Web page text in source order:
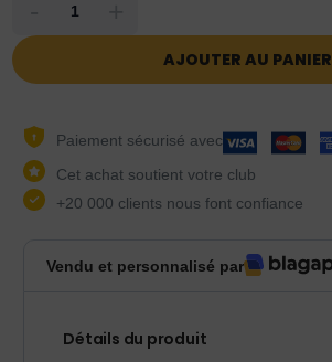
AJOUTER AU PANIER
Paiement sécurisé avec
Cet achat soutient votre club
+20 000 clients nous font confiance
Vendu et personnalisé par
Détails du produit